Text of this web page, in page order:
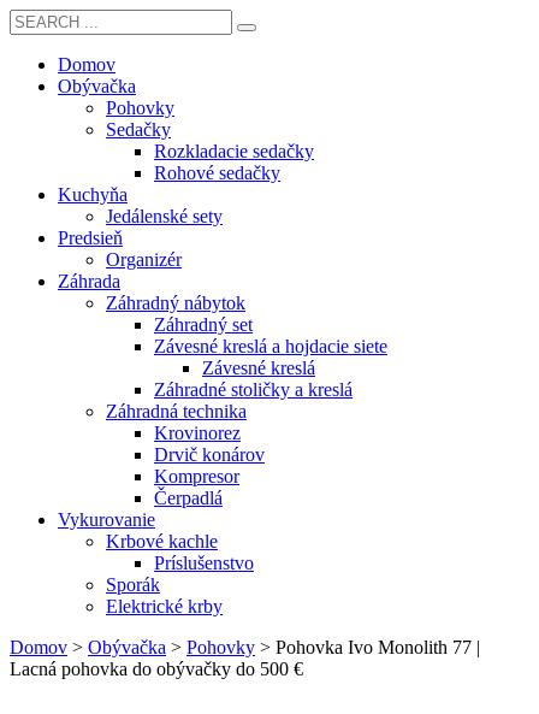
Domov
Obývačka
Pohovky
Sedačky
Rozkladacie sedačky
Rohové sedačky
Kuchyňa
Jedálenské sety
Predsieň
Organizér
Záhrada
Záhradný nábytok
Záhradný set
Závesné kreslá a hojdacie siete
Závesné kreslá
Záhradné stoličky a kreslá
Záhradná technika
Krovinorez
Drvič konárov
Kompresor
Čerpadlá
Vykurovanie
Krbové kachle
Príslušenstvo
Sporák
Elektrické krby
Domov > Obývačka > Pohovky > Pohovka Ivo Monolith 77 |
Lacná pohovka do obývačky do 500 €